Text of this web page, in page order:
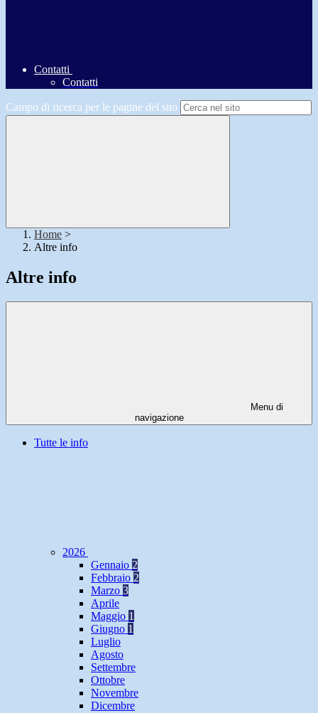
Contatti
Contatti
Campo di ricerca per le pagine del sito
Home >
Altre info
Altre info
Menu di
navigazione
Tutte le info
2026
Gennaio 2
Febbraio 2
Marzo 3
Aprile
Maggio 1
Giugno 1
Luglio
Agosto
Settembre
Ottobre
Novembre
Dicembre